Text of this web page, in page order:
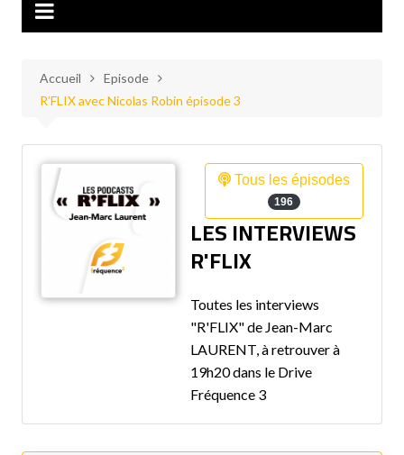
Accueil
Episode
R’FLIX avec Nicolas Robin épisode 3
Tous les épisodes
196
LES INTERVIEWS
R'FLIX
Toutes les interviews
"R'FLIX" de Jean-Marc
LAURENT, à retrouver à
19h20 dans le Drive
Fréquence 3